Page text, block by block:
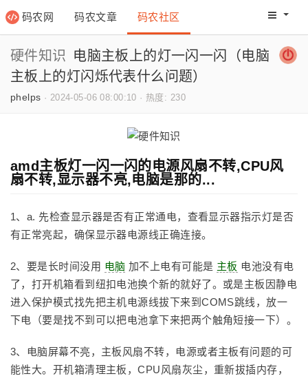
码农网 码农文章 码农社区 码农网
硬件知识
电脑主板上的灯一闪一闪（电脑
主板上的灯闪烁代表什么问题）
phelps · 2024-05-06 08:00:10 · 热度: 230
amd主板灯一闪一闪的电源风扇不转,CPU风
扇不转,显示器不亮,电脑是那的...
1、a. 先检查显示器是否有正常通电，查看显示器指示灯是否
有正常亮起，确保显示器电源线正确连接。
2、要是长时间没用 电脑 加不上电有可能是 主板 电池没有电
了，打开机箱看到纽扣电池换个新的就好了。或是主板因静电
进入保护模式找先把主机电源线拔下来到COMS跳线，放一
下电（要是找不到可以把电池拿下来把两个触角短接一下）。
3、电脑屏幕不亮，主板风扇不转，电源或者主板有问题的可
能性大。开机箱清理主板，CPU风扇灰尘，重新拔插内存，